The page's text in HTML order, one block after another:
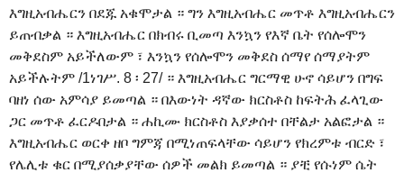
እግዚአብሔርን በደጁ አቁሞታል ። ግን እግዚአብሔር መጥቶ እግዚአብሔርን
ይጠብቃል ። እግዚአብሔር በክብሩ ቢመጣ እንኳን የእኛ ቤት የሰሎሞን
መቅደስም አይችለውም ፣ እንኳን የሰሎሞን መቅደስ ሰማየ ሰማያትም
አይችሉትም /1ነገሥ. 8 ፡ 27/ ። እግዚአብሔር ግርማዊ ሁኖ ሳይሆን በግፍ
ባዘነ ሰው አምሳያ ይመጣል ። በእውነት ዳኛው ክርስቶስ ከፍትሕ ፈላጊው
ጋር መጥቶ ፈርዶበታል ። ሐኪሙ ክርስቶስ እያቃሰተ በቸልታ አልፎታል ።
እግዚአብሔር ወርቀ ዘቦ ግምጃ በሚነጠፍላቸው ሳይሆን የክረምቱ ብርድ ፣
የሌሊቱ ቁር በሚያሰቃያቸው ሰዎች መልክ ይመጣል ። ያቺ የሱነም ሴት